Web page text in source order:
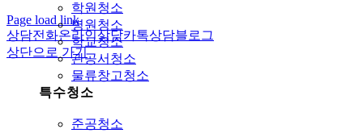
학원청소
병원청소
학교청소
관공서청소
물류창고청소
특수청소
준공청소
Page load link
상담전화온라인상담카톡상담블로그
상단으로 가기